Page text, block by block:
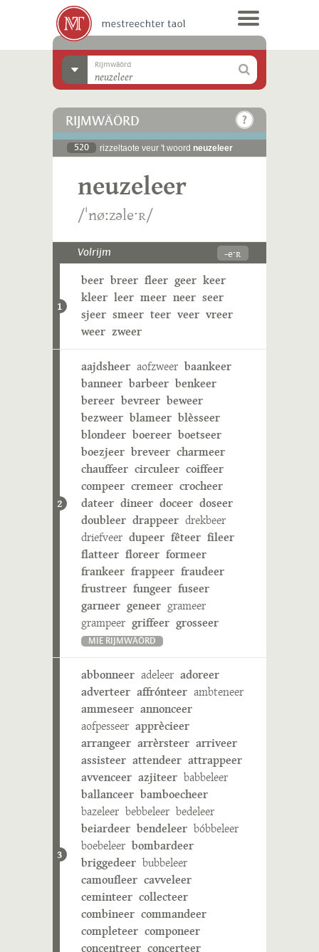
Rijmwäörd
RIJMWÄÖRD
520 rizzeltaote veur 't woord neuzeleer
neuzeleer
/ˈnøːzəleˑʀ/
Volrijm -eˑʀ
1
beer breer fleer geer keer
kleer leer meer neer seer
sjeer smeer teer veer vreer
weer zweer
2
aajdsheer aofzweer baankeer
banneer barbeer benkeer
bereer bevreer beweer
bezweer blameer blèsseer
blondeer boereer boetseer
boezjeer breveer charmeer
chauffeer circuleer coiffeer
compeer cremeer crocheer
dateer dineer doceer doseer
doubleer drappeer drekbeer
driefveer dupeer fêteer fileer
flatteer floreer formeer
frankeer frappeer fraudeer
frustreer fungeer fuseer
garneer geneer grameer
grampeer griffeer grosseer
MIE RIJMWÄÖRD
3
abbonneer adeleer adoreer
adverteer affrónteer ambteneer
ammeseer annonceer
aofpesseer apprècieer
arrangeer arrèrsteer arriveer
assisteer attendeer attrappeer
avvenceer azjiteer babbeleer
ballanceer bamboecheer
bazeleer bebbeleer bedeleer
beiardeer bendeleer bóbbeleer
boebeleer bombardeer
briggedeer bubbeleer
camoufleer cavveleer
ceminteer collecteer
combineer commandeer
completeer componeer
concentreer concerteer